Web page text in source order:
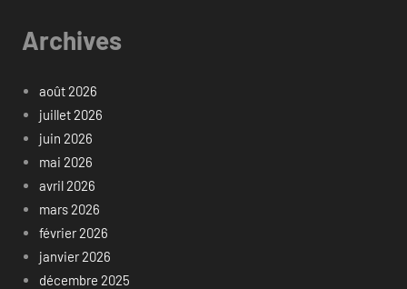
Archives
août 2026
juillet 2026
juin 2026
mai 2026
avril 2026
mars 2026
février 2026
janvier 2026
décembre 2025